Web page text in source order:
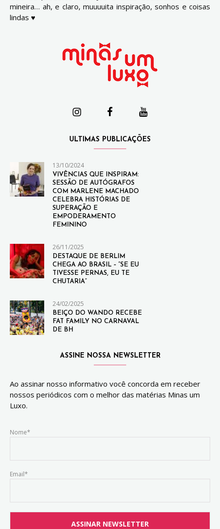
mineira… ah, e claro, muuuuita inspiração, sonhos e coisas
lindas ♥
ULTIMAS PUBLICAÇÕES
13/10/2024
VIVÊNCIAS QUE INSPIRAM:
SESSÃO DE AUTÓGRAFOS
COM MARLENE MACHADO
CELEBRA HISTÓRIAS DE
SUPERAÇÃO E
EMPODERAMENTO
FEMININO
26/11/2025
DESTAQUE DE BERLIM
CHEGA AO BRASIL – “SE EU
TIVESSE PERNAS, EU TE
CHUTARIA”
24/02/2025
BEIÇO DO WANDO RECEBE
FAT FAMILY NO CARNAVAL
DE BH
ASSINE NOSSA NEWSLETTER
Ao assinar nosso informativo você concorda em receber
nossos periódicos com o melhor das matérias Minas um
Luxo.
Nome*
Email*